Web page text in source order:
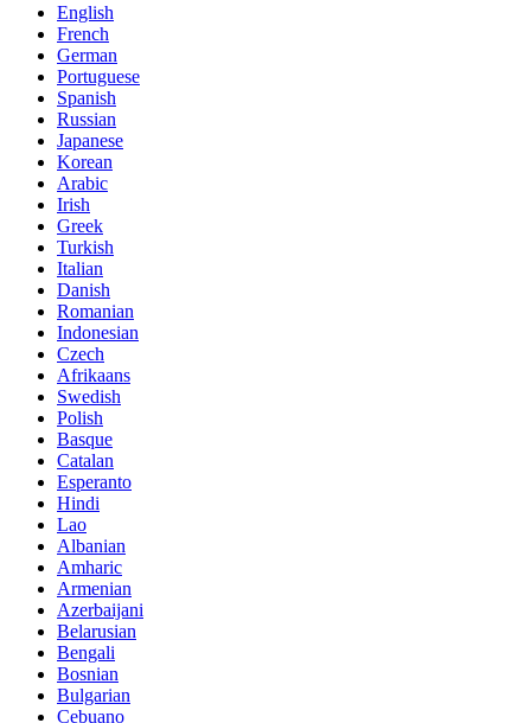
English
French
German
Portuguese
Spanish
Russian
Japanese
Korean
Arabic
Irish
Greek
Turkish
Italian
Danish
Romanian
Indonesian
Czech
Afrikaans
Swedish
Polish
Basque
Catalan
Esperanto
Hindi
Lao
Albanian
Amharic
Armenian
Azerbaijani
Belarusian
Bengali
Bosnian
Bulgarian
Cebuano